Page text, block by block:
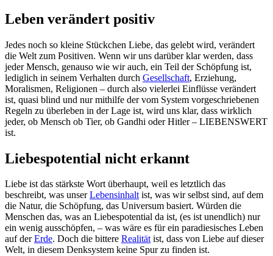
Leben verändert positiv
Jedes noch so kleine Stückchen Liebe, das gelebt wird, verändert
die Welt zum Positiven. Wenn wir uns darüber klar werden, dass
jeder Mensch, genauso wie wir auch, ein Teil der Schöpfung ist,
lediglich in seinem Verhalten durch Gesellschaft, Erziehung,
Moralismen, Religionen – durch also vielerlei Einflüsse verändert
ist, quasi blind und nur mithilfe der vom System vorgeschriebenen
Regeln zu überleben in der Lage ist, wird uns klar, dass wirklich
jeder, ob Mensch ob Tier, ob Gandhi oder Hitler – LIEBENSWERT
ist.
Liebespotential nicht erkannt
Liebe ist das stärkste Wort überhaupt, weil es letztlich das
beschreibt, was unserLebensinhaltist, was wir selbst sind, auf dem
die Natur, die Schöpfung, das Universum basiert. Würden die
Menschen das, was an Liebespotential da ist, (es ist unendlich) nur
ein wenig ausschöpfen, – was wäre es für ein paradiesisches Leben
auf derErde. Doch die bittere Realitätist, dass von Liebe auf dieser
Welt, in diesem Denksystem keine Spur zu finden ist.